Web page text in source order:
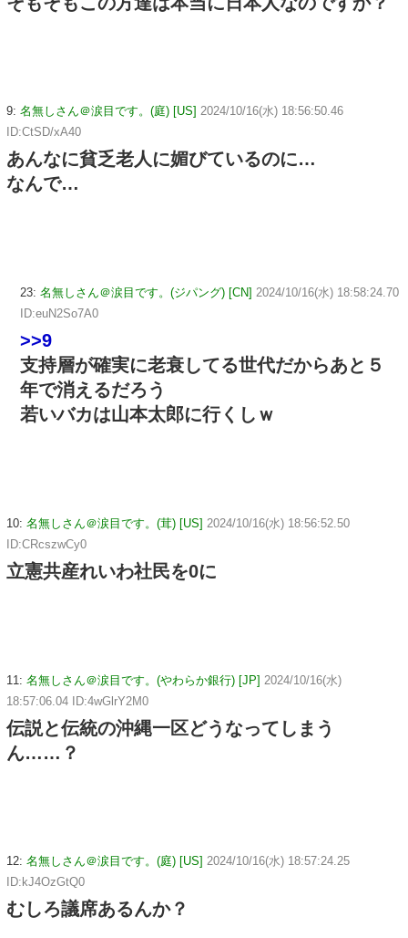
9: 名無しさん＠涙目です。(庭) [US] 2024/10/16(水) 18:56:50.46
ID:CtSD/xA40
あんなに貧乏老人に媚びているのに…
なんで…
23: 名無しさん＠涙目です。(ジパング) [CN] 2024/10/16(水) 18:58:24.70
ID:euN2So7A0
>>9
支持層が確実に老衰してる世代だからあと５
年で消えるだろう
若いバカは山本太郎に行くしｗ
10: 名無しさん＠涙目です。(茸) [US] 2024/10/16(水) 18:56:52.50
ID:CRcszwCy0
立憲共産れいわ社民を0に
11: 名無しさん＠涙目です。(やわらか銀行) [JP] 2024/10/16(水)
18:57:06.04 ID:4wGlrY2M0
伝説と伝統の沖縄一区どうなってしまう
ん……？
12: 名無しさん＠涙目です。(庭) [US] 2024/10/16(水) 18:57:24.25
ID:kJ4OzGtQ0
むしろ議席あるんか？